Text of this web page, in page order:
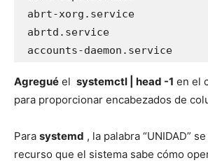
abrt-xorg.service
abrtd.service
accounts-daemon.service
Agregué el systemctl | head -1 en el
para proporcionar encabezados de
Para systemd , la palabra “UNIDAD”
recurso que el sistema sabe cómo